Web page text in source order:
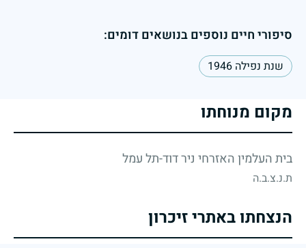
סיפורי חיים נוספים בנושאים דומים:
שנת נפילה 1946
מקום מנוחתו
בית העלמין האזרחי ניר דוד-תל עמל
ת.נ.צ.ב.ה
הנצחתו באתרי זיכרון